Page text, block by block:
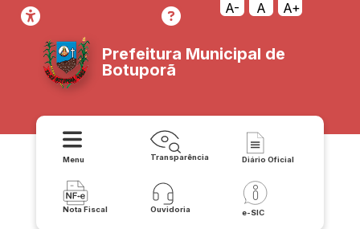
A- A A+
Prefeitura Municipal de
Botuporã
Menu Transparência Diário Oficial
Nota Fiscal Ouvidoria e-SIC